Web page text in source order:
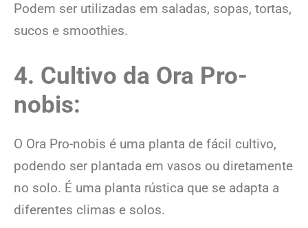
Podem ser utilizadas em saladas, sopas, tortas,
sucos e smoothies.
4. Cultivo da Ora Pro-
nobis:
O Ora Pro-nobis é uma planta de fácil cultivo,
podendo ser plantada em vasos ou diretamente
no solo. É uma planta rústica que se adapta a
diferentes climas e solos.